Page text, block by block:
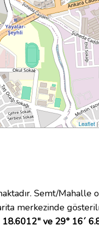
Leaflet
Semt/Mahalle
merkezinde
18.6012" ve 29° 16´